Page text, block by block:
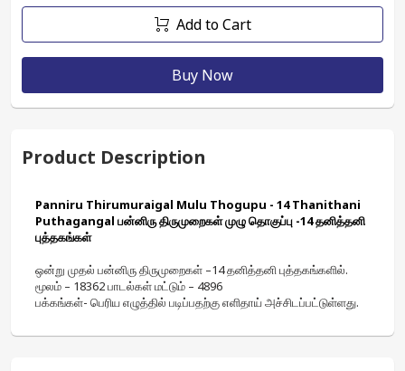
Add to Cart
Buy Now
Product Description
Panniru Thirumuraigal Mulu Thogupu - 14 Thanithani
Puthagangal பன்னிரு திருமுறைகள் முழு தொகுப்பு -14 தனித்தனி
புத்தகங்கள்
ஒன்று முதல் பன்னிருதிருமுறைகள் –14 தனித்தனி புத்தகங்களில்.
மூலம் – 18362 பாடல்கள்மட்டும் – 4896
பக்கங்கள்- பெரியஎழுத்தில் படிப்பதற்குஎளிதாய்அச்சிடப்பட்டுள்ளது.